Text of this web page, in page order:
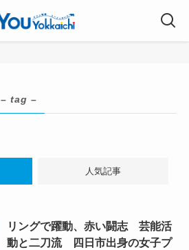
– tag –
人気記事
リングで躍動、赤い闘志 芸能活
動と二刀流 四日市出身の女子プ